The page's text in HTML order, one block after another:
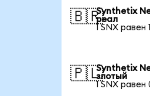
🇧🇷Synthetix
реал
1 SNX равен
🇵🇱Synthetix
злотый
1 SNX равен